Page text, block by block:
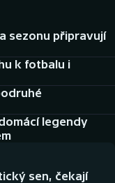
sezonu připravují
k fotbalu i
legendy
sen, čekají